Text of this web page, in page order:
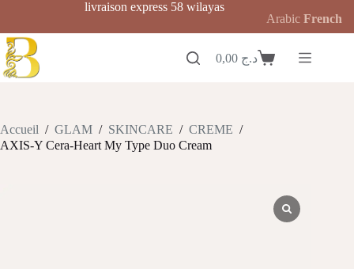
contenu
livraison express 58 wilayas
Panierد.ج
Accueil / GLAM / SKINCARE / CREME /
AXIS-Y Cera-Heart My Type Duo Cream
Arabic French